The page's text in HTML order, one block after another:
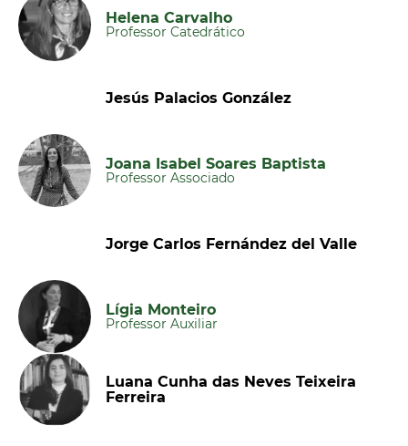
Helena Carvalho
Professor Catedrático
Jesús Palacios González
Joana Isabel Soares Baptista
Professor Associado
Jorge Carlos Fernández del Valle
Lígia Monteiro
Professor Auxiliar
Luana Cunha das Neves Teixeira
Ferreira